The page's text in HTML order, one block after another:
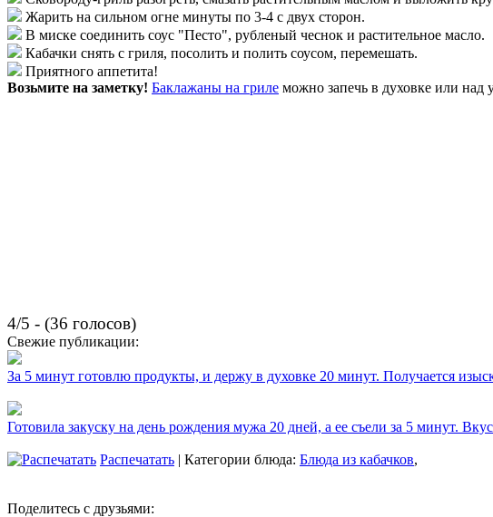
Жарить на сильном огне минуты по 3-4 с двух сторон.
В миске соединить соус "Песто", рубленый чеснок и растительное масло.
Кабачки снять с гриля, посолить и полить соусом, перемешать.
Приятного аппетита!
Возьмите на заметку! Баклажаны на гриле можно запечь в духовке или над
4/5 - (36 голосов)
Свежие публикации:
За 5 минут готовлю продукты, и держу в духовке 20 минут. Получается
Готовила закуску на день рождения мужа 20 дней, а ее съели за 5 минут.
Распечатать | Категории блюда: Блюда из кабачков,
Поделитесь с друзьями: